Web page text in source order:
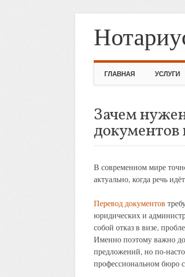
ГЛАВНАЯ УСЛУГИ
Зачем
документов
В современном мире
актуально, когда речь
Перевод документов
юридических и
собой отказ в визе,
Именно поэтому важно
предложений, но по-
профессиональном бюро